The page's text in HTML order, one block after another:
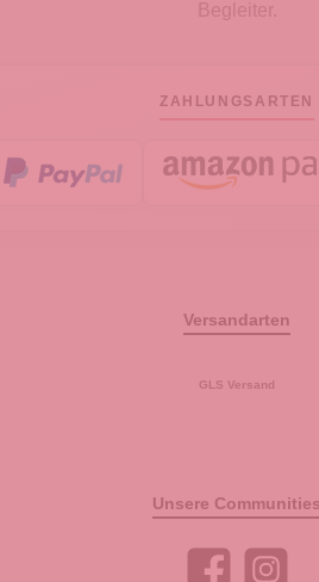
Begleiter.
ZAHLUNGSARTEN
Versandarten
GLS Versand
Unsere Communities